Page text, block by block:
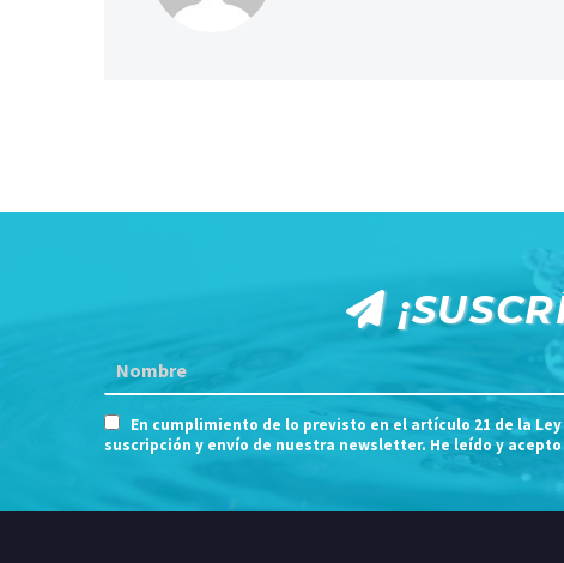
En cumplimiento de lo previsto en el artículo 21 de la
suscripción y envío de nuestra newsletter. He leído y acepto